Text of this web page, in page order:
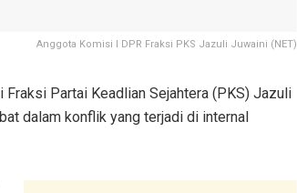
Anggota Komisi I DPR Fraksi PKS Jazuli Juwaini (NET)
Partai Keadlian Sejahtera (PKS) Jazuli
dalam konflik yang terjadi di internal